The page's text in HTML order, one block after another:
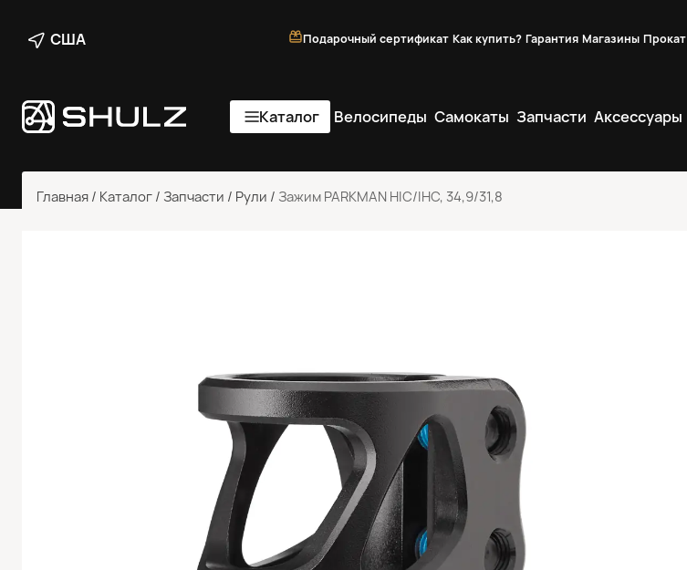
США Подарочный сертификат Как купить? Гарантия Магазины Прокат
Каталог Велосипеды Самокаты Запчасти Аксессуары
Главная / Каталог / Запчасти / Рули / Зажим PARKMAN HIC/IHC, 34,9/31,8